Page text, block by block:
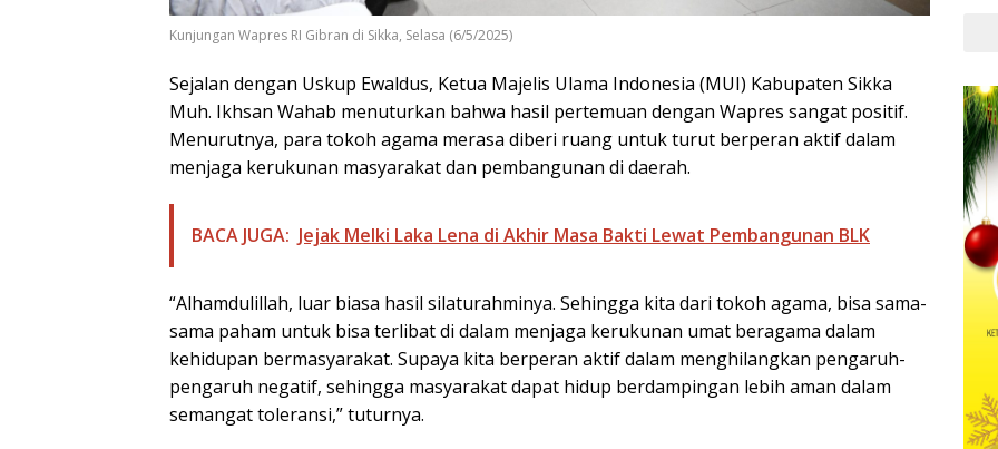
Kunjungan Wapres RI Gibran di Sikka, Selasa (6/5/2025)
Sejalan dengan Uskup Ewaldus, Ketua Majelis Ulama Indonesia (MUI) Kabupaten Sikka
Muh. Ikhsan Wahab menuturkan bahwa hasil pertemuan dengan Wapres sangat positif.
Menurutnya, para tokoh agama merasa diberi ruang untuk turut berperan aktif dalam
menjaga kerukunan masyarakat dan pembangunan di daerah.
BACA JUGA: Jejak Melki Laka Lena di Akhir Masa Bakti Lewat Pembangunan BLK
“Alhamdulillah, luar biasa hasil silaturahminya. Sehingga kita dari tokoh agama, bisa sama-
sama paham untuk bisa terlibat di dalam menjaga kerukunan umat beragama dalam
kehidupan bermasyarakat. Supaya kita berperan aktif dalam menghilangkan pengaruh-
pengaruh negatif, sehingga masyarakat dapat hidup berdampingan lebih aman dalam
semangat toleransi,” tuturnya.